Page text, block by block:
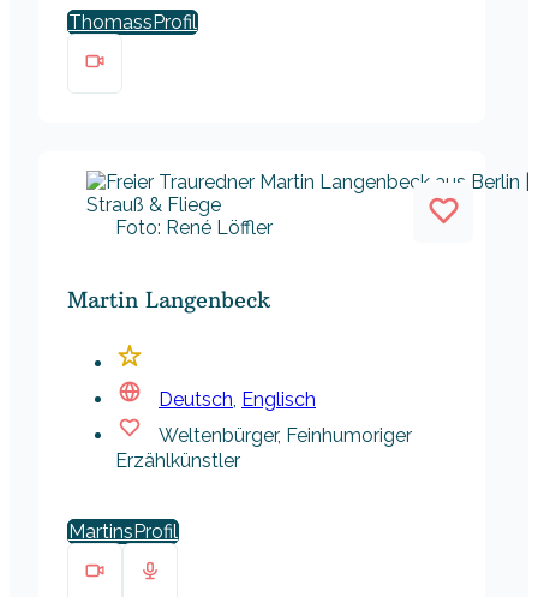
Thomass
Foto: René Löffler
Martin Langenbeck
Deutsch, Englisch
Weltenbürger, Feinhumoriger
Erzählkünstler
Martins